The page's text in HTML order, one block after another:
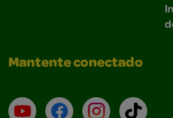
Mantente conectado
YouTube (en inglés)
Facebook (en inglés)
Instagram
TikTok